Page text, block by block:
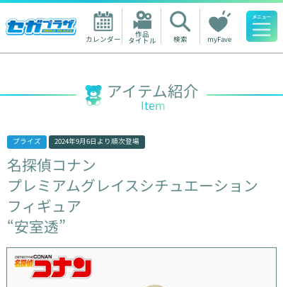
カレンダー 作品
タイトル 検索 myFave
人気ワード
アイテム紹介
Item
プライズ 2024年9月6日 より順次登場
名探偵コナン
プレミアムグレイスシチュエーション
フィギュア
“安室透”